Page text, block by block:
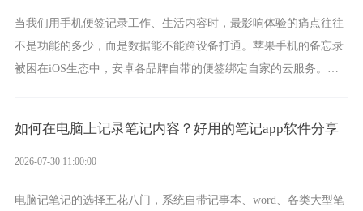
当我们用手机便签记录工作、生活内容时，最影响体验的痛点往往
不是功能的多少，而是数据能不能跨设备打通。苹果手机的备忘录
被困在iOS生态中，安卓各品牌自带的便签绑定自家的云服务。而
如何在电脑上记录笔记内容？好用的笔记app软件分享
2026-07-30 11:00:00
电脑记笔记的选择五花八门，系统自带记事本、word、各类大型笔